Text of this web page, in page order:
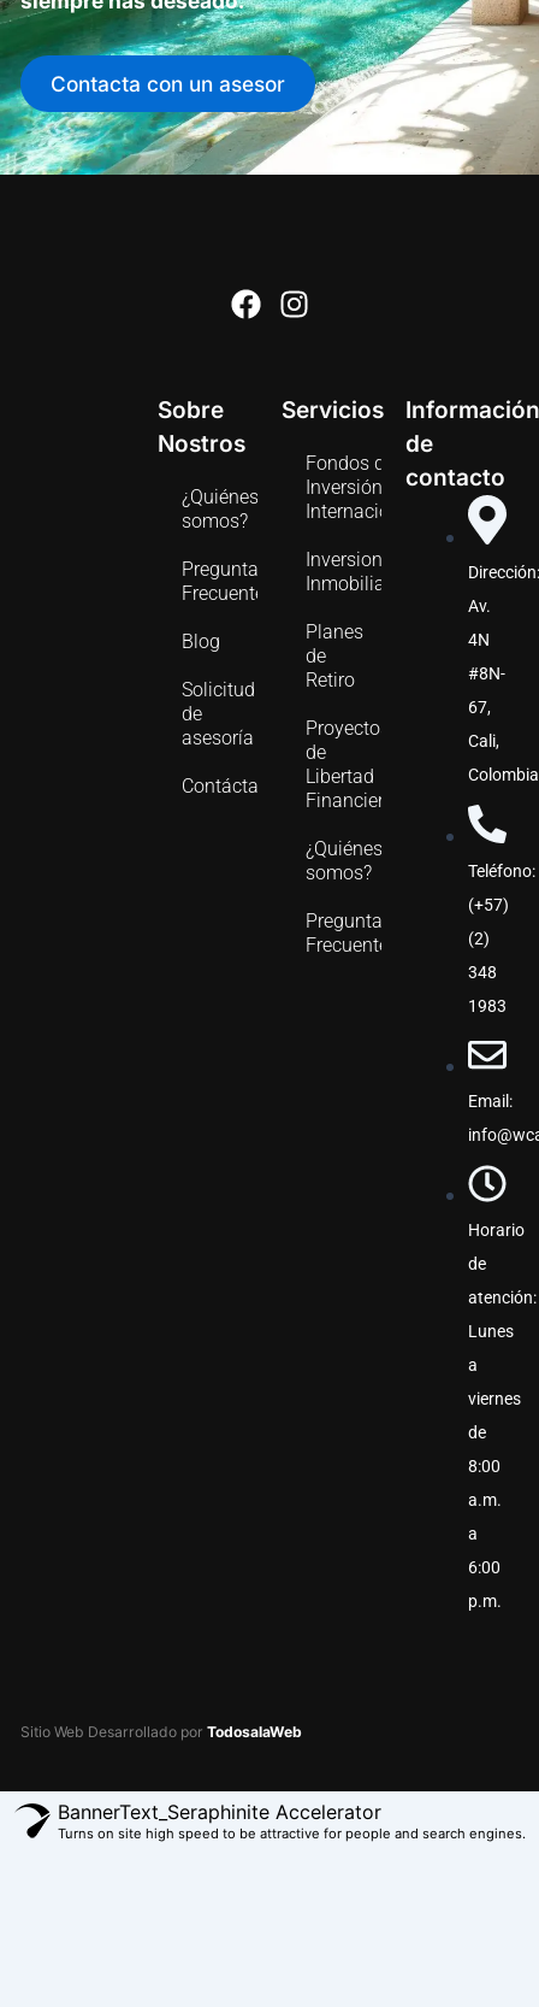
Contacta con un asesor
F
o
k
I
t
a
g
a
m
Sobre
Nostros
¿Quiénes
somos?
Preguntas
Frecuentes
Blog
Solicitud
de
asesoría
Contáctanos
Servicios
Fondos de
Inversión
Internacionales
Inversiones
Inmobiliarias
Planes
de
Retiro
Proyectos
de
Libertad
Financiera
¿Quiénes
somos?
Preguntas
Frecuentes
de
contacto
Av.
4N
#8N-
67,
Cali,
Colombia
Teléfono:
(+57)
(2)
348
1983
Email:
Horario
de
atención:
Lunes
a
viernes
de
8:00
a.m.
a
6:00
p.m.
Sitio Web Desarrollado porTodosalaWeb
BannerText_Seraphinite Accelerator
Turns on site high speed to be attractive for people and search engines.